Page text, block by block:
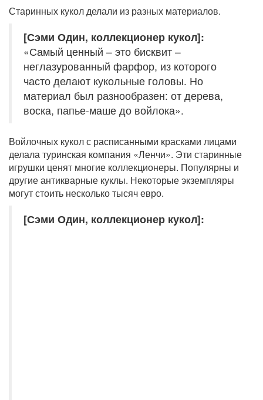
Старинных кукол делали из разных материалов.
[Сэми Один, коллекционер кукол]:
«Самый ценный – это бисквит –
неглазурованный фарфор, из которого
часто делают кукольные головы. Но
материал был разнообразен: от дерева,
воска, папье-маше до войлока».
Войлочных кукол с расписанными красками лицами
делала туринская компания «Ленчи». Эти старинные
игрушки ценят многие коллекционеры. Популярны и
другие антикварные куклы. Некоторые экземпляры
могут стоить несколько тысяч евро.
[Сэми Один, коллекционер кукол]: